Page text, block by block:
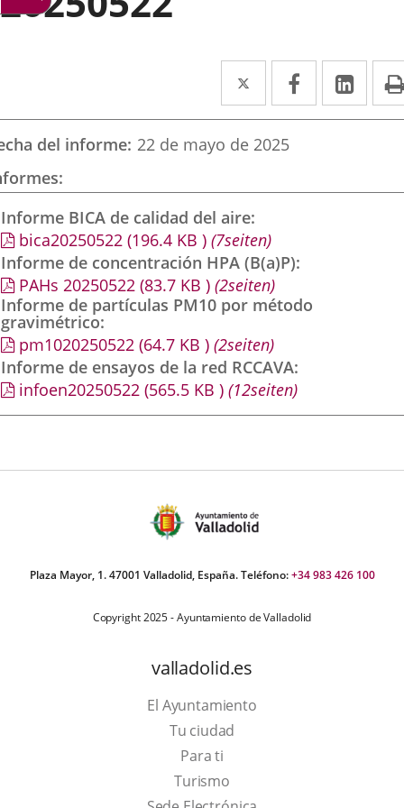
Twitter
Enlace
a
una
externa.
Facebook
Enlace
a
externa.
a
del informe 22 de mayo de 2025
Informe BICA de calidad del aire
bica20250522 (196.4 KB ) (7seiten)
Informe de concentración HPA (B(a)P)
PAHs 20250522 (83.7 KB ) (2seiten)
Informe de partículas PM10 por método
gravimétrico
pm1020250522 (64.7 KB ) (2seiten)
Informe de ensayos de la red RCCAVA
infoen20250522 (565.5 KB ) (12seiten)
Plaza Mayor, 1. 47001 Valladolid, España. Teléfono:+34 983 426 100
Copyright 2025 - Ayuntamiento de Valladolid
valladolid.es
El Ayuntamiento
Tu ciudad
Para ti
TurismoThis